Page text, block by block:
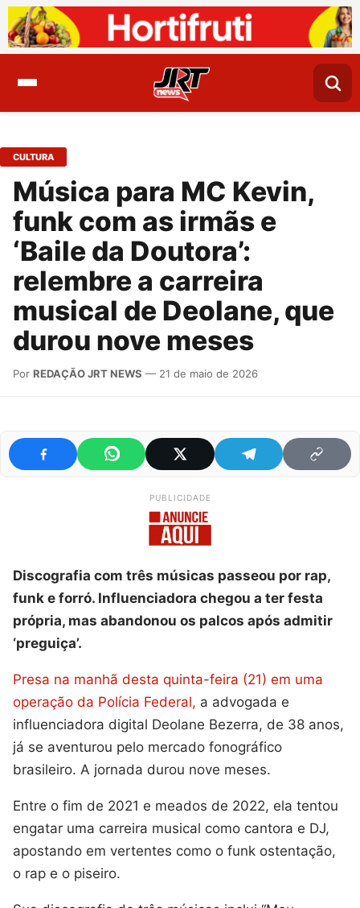
CULTURA
Música para MC Kevin,
funk com as irmãs e
‘Baile da Doutora’:
relembre a carreira
musical de Deolane, que
durou nove meses
Por REDAÇÃO JRT NEWS — 21 de maio de 2026
PUBLICIDADE
Discografia com três músicas passeou por rap,
funk e forró. Influenciadora chegou a ter festa
própria, mas abandonou os palcos após admitir
‘preguiça’.
Presa na manhã desta quinta-feira (21) em uma
operação da Polícia Federal, a advogada e
influenciadora digital Deolane Bezerra, de 38 anos,
já se aventurou pelo mercado fonográfico
brasileiro. A jornada durou nove meses.
Entre o fim de 2021 e meados de 2022, ela tentou
engatar uma carreira musical como cantora e DJ,
apostando em vertentes como o funk ostentação,
o rap e o piseiro.